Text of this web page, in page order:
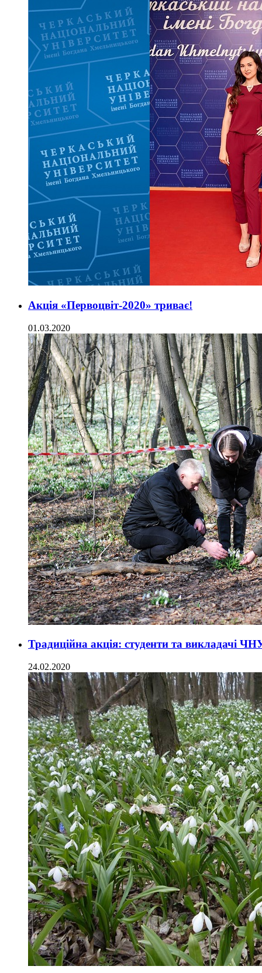
Акція «Первоцвіт-2020» триває!
01.03.2020
Традиційна акція: студенти та викладачі
24.02.2020